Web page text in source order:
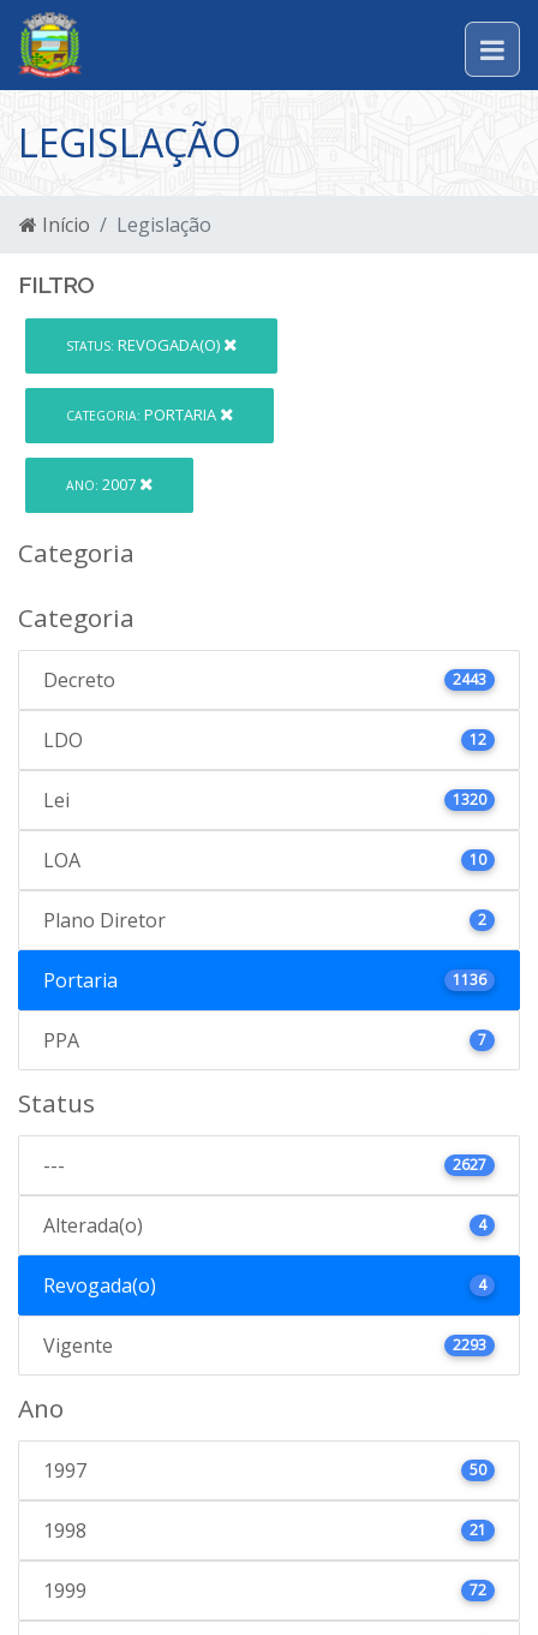
LEGISLAÇÃO
Início Legislação
FILTRO
STATUS: REVOGADA(O)
CATEGORIA: PORTARIA
ANO: 2007
Categoria
Categoria
Decreto 2443
LDO 12
Lei 1320
LOA 10
Plano Diretor 2
Portaria 1136
PPA 7
Status
--- 2627
Alterada(o) 4
Revogada(o) 4
Vigente 2293
Ano
1997 50
1998 21
1999 72